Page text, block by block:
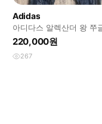
Adidas
아디다스 알렉산더 왕 쭈
xl
220,000원
267